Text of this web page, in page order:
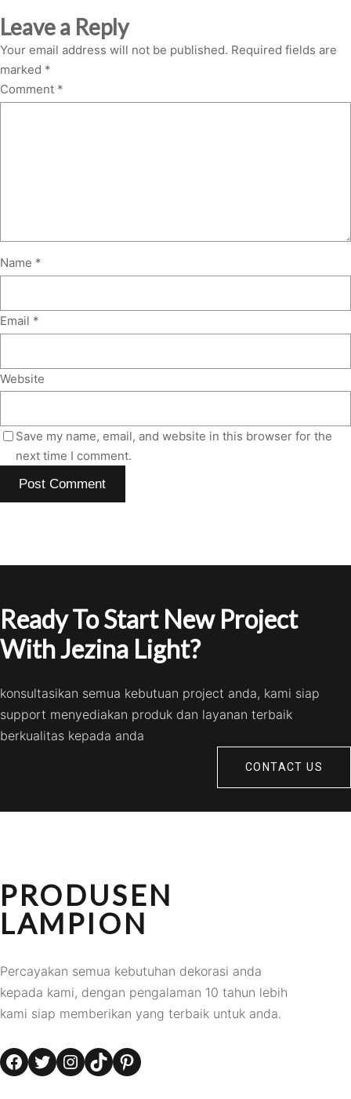
Leave a Reply
Your email address will not be published. Required fields are
marked *
Comment *
Name *
Email *
Website
Save my name, email, and website in this browser for the
next time I comment.
Ready To Start New Project
With Jezina Light?
konsultasikan semua kebutuan project anda, kami siap
support menyediakan produk dan layanan terbaik
berkualitas kepada anda
CONTACT US
PRODUSEN
LAMPION
Percayakan semua kebutuhan dekorasi anda
kepada kami, dengan pengalaman 10 tahun lebih
kami siap memberikan yang terbaik untuk anda.
Facebook Twitter Instagram TikTok Pinterest